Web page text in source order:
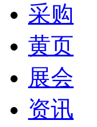
采购
黄页
展会
资讯